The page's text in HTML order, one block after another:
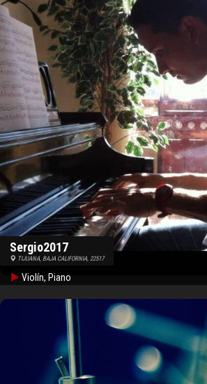
Sergio2017
TIJUANA, BAJA CALIFORNIA, 22517
Violín, Piano